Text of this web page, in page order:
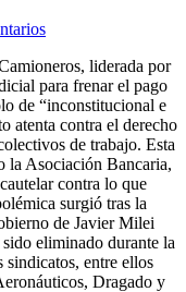
liderada por
para frenar el pago
de “inconstitucional e
atenta contra el derecho
de trabajo. Esta
la Asociación Bancaria,
contra lo que
surgió tras la
de Javier Milei
eliminado durante la
entre ellos
Dragado y